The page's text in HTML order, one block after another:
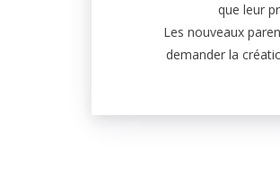
que leur
Les nouveaux
demander la